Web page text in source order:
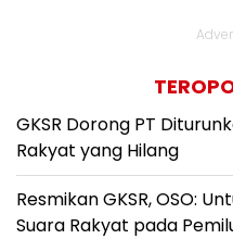
GKSR Dorong PT
Rakyat yang Hilang
Resmikan GKSR, OSO:
Suara Rakyat pada